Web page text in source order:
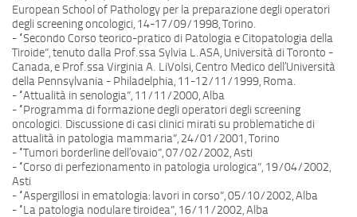
European School of Pathology per la preparazione degli operatori
degli screening oncologici, 14-17/09/1998, Torino.
- “Secondo Corso teorico-pratico di Patologia e Citopatologia della
Tiroide”, tenuto dalla Prof.ssa Sylvia L.ASA, Università di Toronto -
Canada, e Prof.ssa Virginia A. LiVolsi, Centro Medico dell’Università
della Pennsylvania - Philadelphia, 11-12/11/1999, Roma.
- “Attualità in senologia”, 11/11/2000, Alba
- “Programma di formazione degli operatori degli screening
oncologici. Discussione di casi clinici mirati su problematiche di
attualità in patologia mammaria”, 24/01/2001, Torino
- “Tumori borderline dell’ovaio”, 07/02/2002, Asti
- “Corso di perfezionamento in patologia urologica”, 19/04/2002,
Asti
- “Aspergillosi in ematologia: lavori in corso”, 05/10/2002, Alba
- “La patologia nodulare tiroidea”, 16/11/2002, Alba